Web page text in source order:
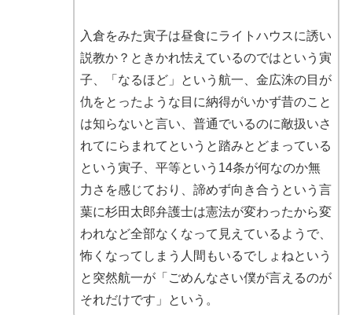
入倉をみた寅子は昼食にライトハウスに誘い
説教か？ときかれ怯えているのではという寅
子、「なるほど」という航一、金広洙の目が
仇をとったような目に納得がいかず昔のこと
は知らないと言い、普通でいるのに敵扱いさ
れてにらまれてというと踏みとどまっている
という寅子、平等という14条が何なのか無
力さを感じており、諦めず向き合うという言
葉に杉田太郎弁護士は憲法が変わったから変
われなど全部なくなって見えているようで、
怖くなってしまう人間もいるでしょねという
と突然航一が「ごめんなさい僕が言えるのが
それだけです」という。